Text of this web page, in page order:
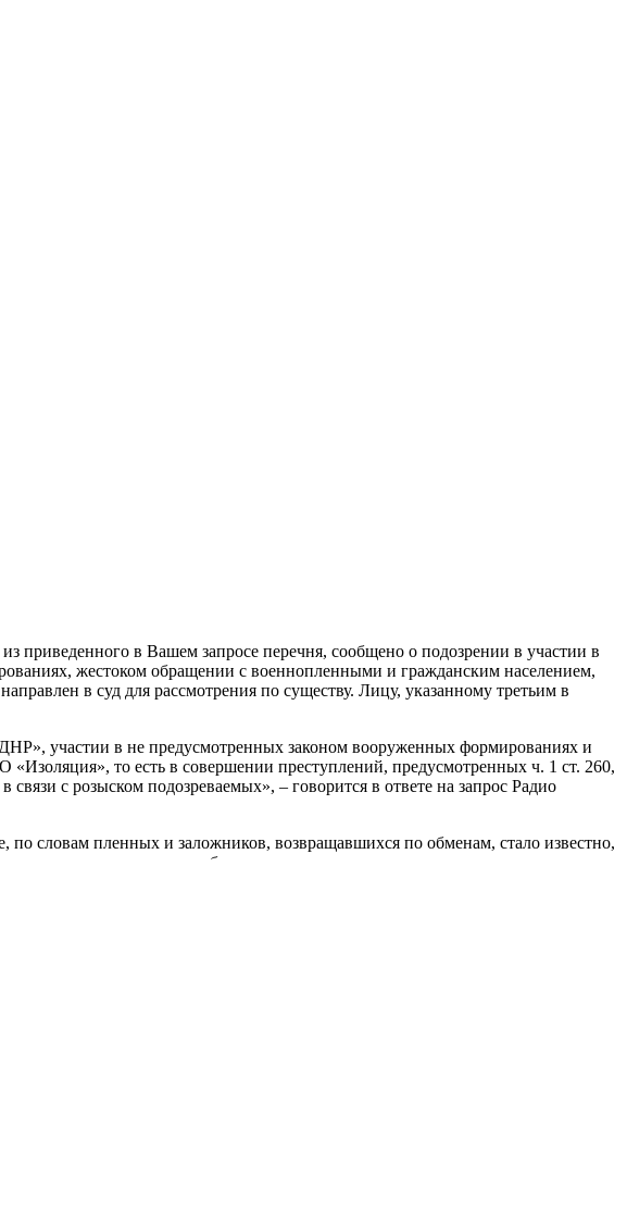
приведенного в Вашем запросе перечня, сообщено о подозрении в участии в
жестоком обращении с военнопленными и гражданским населением,
в суд для рассмотрения по существу. Лицу, указанному третьим в
участии в не предусмотренных законом вооруженных формированиях и
то есть в совершении преступлений, предусмотренных ч. 1 ст. 260,
с розыском подозреваемых», – говорится в ответе на запрос Радио
словам пленных и заложников, возвращавшихся по обменам, стало известно,
уголовные дела по событиям в этом месте.